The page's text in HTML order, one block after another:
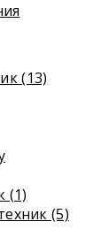
(13)
(1)
(5)